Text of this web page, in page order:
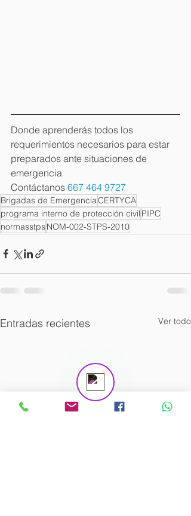
Donde aprenderás todos los
requerimientos necesarios para estar
preparados ante situaciones de
emergencia
Contáctanos 667 464 9727
Brigadas de EmergenciaCERTYCA
programa interno de protección civil PIPC
normasstpsNOM-002-STPS-2010
Entradas recientes Ver todo
Your 14 days trial has
expired.
The trial's over, but the show must go
on! 🎬 Upgrade now to keep your web
masterpiece in the spotlight.
Contáctanos